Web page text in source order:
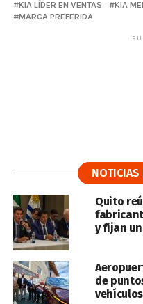
KIA LÍDER EN VENTAS
KIA
MARCA PREFERIDA
NOTICIAS
Quito
y fijan
de